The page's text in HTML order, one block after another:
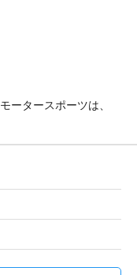
ータースポーツは、